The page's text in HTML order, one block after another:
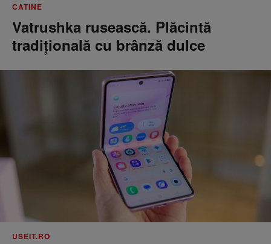
CATINE
Vatrushka rusească. Plăcintă
tradițională cu brânză dulce
USEIT.RO